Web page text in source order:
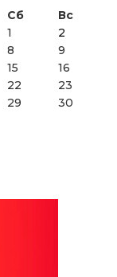
Сб
Вс
1
2
8
9
15
16
22
23
29
30